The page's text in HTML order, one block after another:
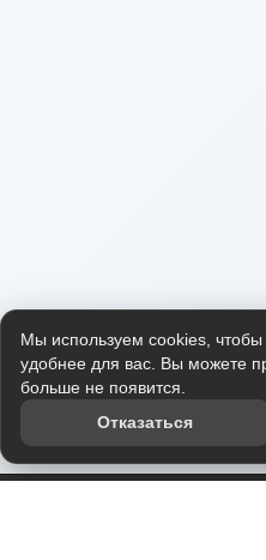
Мы используем cookies, чтобы
удобнее для вас. Вы можете
больше не появится.
Отказаться